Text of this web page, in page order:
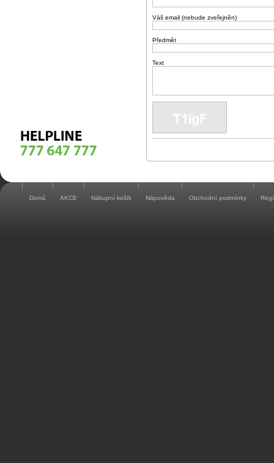
Váš email (nebude zveřejněn)
Předmět
Text
Domů AKCE Nákupní košík Nápověda Obchodní podmínky